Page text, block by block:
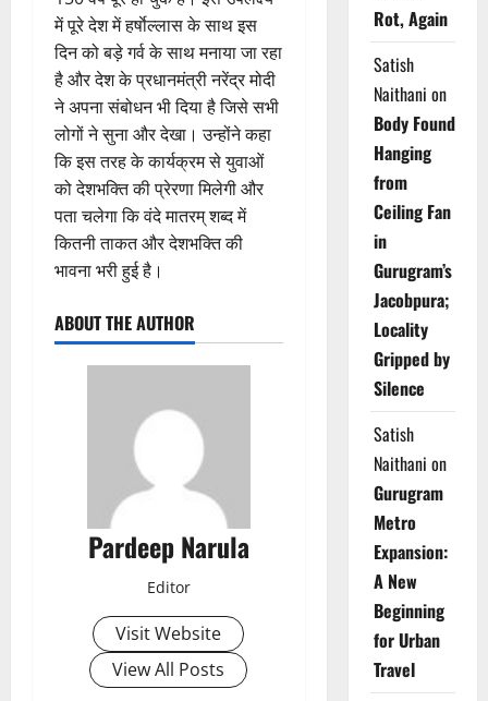
में पूरे देश में हर्षाेल्लास के साथ इस
दिन को बड़े गर्व के साथ मनाया जा रहा
है और देश के प्रधानमंत्री नरेंद्र मोदी
ने अपना संबोधन भी दिया है जिसे सभी
लोगों ने सुना और देखा। उन्होंने कहा
कि इस तरह के कार्यक्रम से युवाओं
को देशभक्ति की प्रेरणा मिलेगी और
पता चलेगा कि वंदे मातरम् शब्द में
कितनी ताकत और देशभक्ति की
भावना भरी हुई है।
ABOUT THE AUTHOR
Pardeep Narula
Editor
Visit Website
View All Posts
Rot, Again
Satish
Naithani on
Body Found
Hanging
from
Ceiling Fan
in
Gurugram’s
Jacobpura;
Locality
Gripped by
Silence
Satish
Naithani on
Gurugram
Metro
Expansion:
A New
Beginning
for Urban
Travel